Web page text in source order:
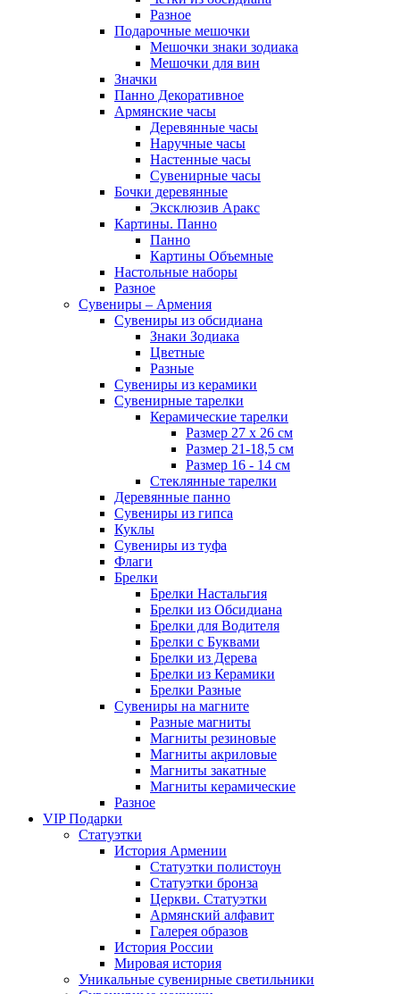
Разное
Подарочные мешочки
Мешочки знаки зодиака
Мешочки для вин
Значки
Панно Декоративное
Армянские часы
Деревянные часы
Наручные часы
Настенные часы
Сувенирные часы
Бочки деревянные
Эксклюзив Аракс
Картины. Панно
Панно
Картины Объемные
Настольные наборы
Разное
Сувениры – Армения
Сувениры из обсидиана
Знаки Зодиака
Цветные
Разные
Сувениры из керамики
Сувенирные тарелки
Керамические тарелки
Размер 27 х 26 см
Размер 21-18,5 см
Размер 16 - 14 см
Стеклянные тарелки
Деревянные панно
Сувениры из гипса
Куклы
Сувениры из туфа
Флаги
Брелки
Брелки Настальгия
Брелки из Обсидиана
Брелки для Водителя
Брелки с Буквами
Брелки из Дерева
Брелки из Керамики
Брелки Разные
Сувениры на магните
Разные магниты
Магниты резиновые
Магниты акриловые
Магниты закатные
Магниты керамические
Разное
VIP Подарки
Статуэтки
История Армении
Статуэтки полистоун
Статуэтки бронза
Церкви. Статуэтки
Армянский алфавит
Галерея образов
История России
Мировая история
Уникальные сувенирные светильники